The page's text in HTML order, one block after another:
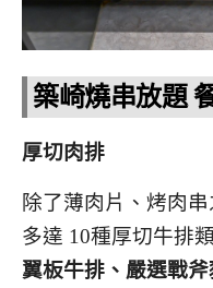
築崎燒串放題
厚切肉排
除了薄肉片、烤肉
多達 10種厚切牛排
翼板牛排、嚴選戰